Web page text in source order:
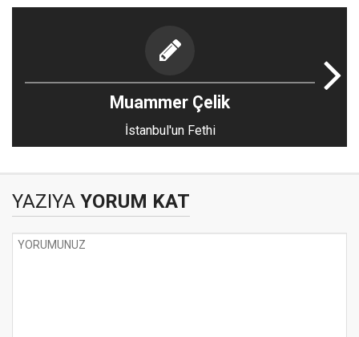
Muammer Çelik
İstanbul'un Fethi
YAZIYA YORUM KAT